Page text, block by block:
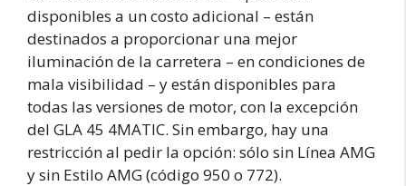
disponibles a un costo adicional – están
destinados a proporcionar una mejor
iluminación de la carretera – en condiciones de
mala visibilidad – y están disponibles para
todas las versiones de motor, con la excepción
del GLA 45 4MATIC. Sin embargo, hay una
restricción al pedir la opción: sólo sin Línea AMG
y sin Estilo AMG (código 950 o 772).